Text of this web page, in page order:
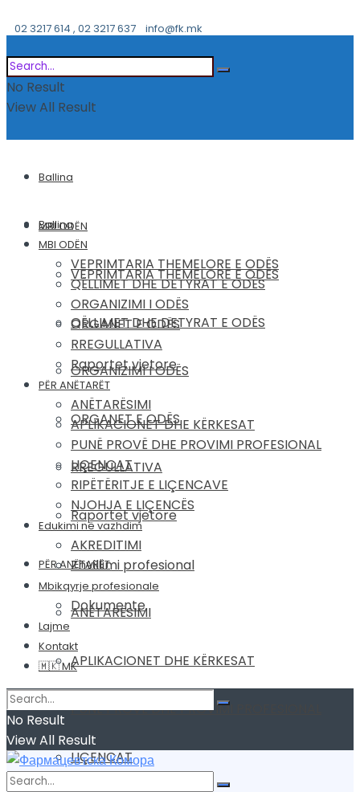
02 3217 614 , 02 3217 637 info@fk.mk
No Result
View All Result
Ballina
MBI ODËN
VEPRIMTARIA THEMELORE E ODËS
QËLLIMET DHE DETYRAT E ODËS
ORGANIZIMI I ODËS
ORGANET E ODËS
RREGULLATIVA
Raportet vjetore
PËR ANËTARËT
ANËTARËSIMI
APLIKACIONET DHE KËRKESAT
PUNË PROVË DHE PROVIMI PROFESIONAL
LIÇENCAT
Ballina
MBI ODËN
VEPRIMTARIA THEMELORE E ODËS
QËLLIMET DHE DETYRAT E ODËS
ORGANIZIMI I ODËS
ORGANET E ODËS
RREGULLATIVA
Raportet vjetore
PËR ANËTARËT
ANËTARËSIMI
APLIKACIONET DHE KËRKESAT
PUNË PROVË DHE PROVIMI PROFESIONAL
LIÇENCAT
RIPËTËRITJE E LIÇENCAVE
NJOHJA E LIÇENCËS
Edukimi në vazhdim
AKREDITIMI
Zhvillimi profesional
Mbikqyrje profesionale
Dokumente
Lajme
Kontakt
🇲🇰 MK
No Result
View All Result